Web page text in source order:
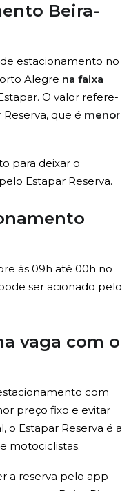
Beira-
estacionamento no
Alegre na faixa
O valor refere-
Reserva, que é menor
para deixar o
Estapar Reserva.
às 09h até 00h no
ser acionado pelo
vaga com o
com
preço fixo e evitar
o Estapar Reserva é a
motociclistas.
a reserva pelo app